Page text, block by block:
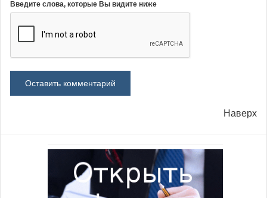
Введите слова, которые Вы видите ниже
Наверх